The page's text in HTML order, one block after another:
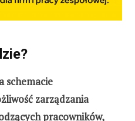
schemacie
zarządzania
pracowników,